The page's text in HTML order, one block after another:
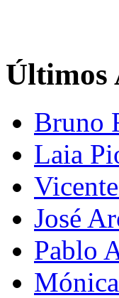
Últimos
Bruno
Laia
José
Pablo